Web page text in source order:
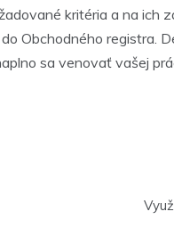
kritéria a na ich
Obchodného registra.
sa venovať vašej